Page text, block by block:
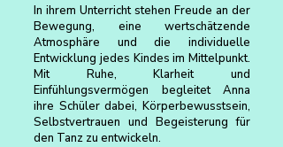
In ihrem Unterricht stehen Freude an der
Bewegung, eine wertschätzende
Atmosphäre und die individuelle
Entwicklung jedes Kindes im Mittelpunkt.
Mit Ruhe, Klarheit und
Einfühlungsvermögen begleitet Anna
ihre Schüler dabei, Körperbewusstsein,
Selbstvertrauen und Begeisterung für
den Tanz zu entwickeln.